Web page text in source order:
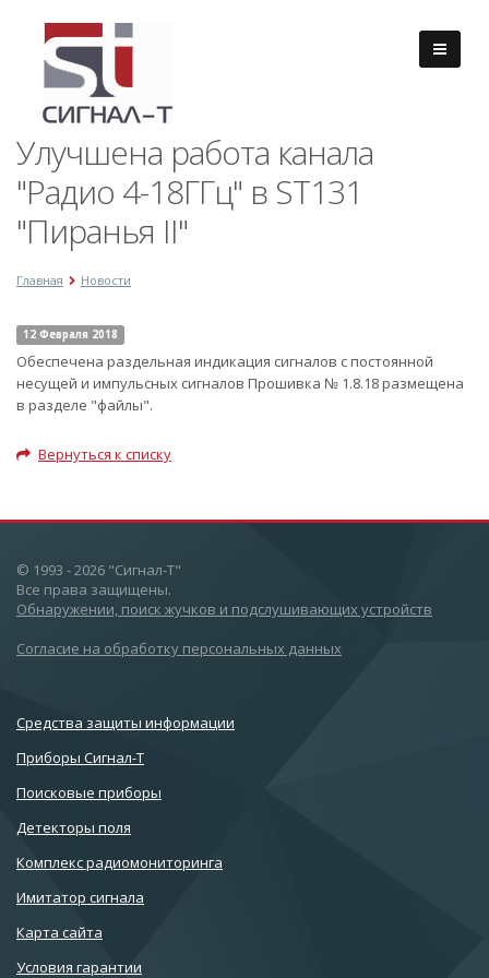
Улучшена работа канала
"Радио 4-18ГГц" в ST131
"Пиранья II"
Главная Новости
12 Февраля 2018
Обеспечена раздельная индикация сигналов с постоянной
несущей и импульсных сигналов Прошивка № 1.8.18 размещена
в разделе "файлы".
Вернуться к списку
© 1993 - 2026 "Сигнал-Т"
Все права защищены.
Обнаружении, поиск жучков и подслушивающих устройств
Согласие на обработку персональных данных
Cредства защиты информации
Приборы Сигнал-Т
Поисковые приборы
Детекторы поля
Комплекс радиомониторинга
Имитатор сигнала
Карта сайта
Условия гарантии